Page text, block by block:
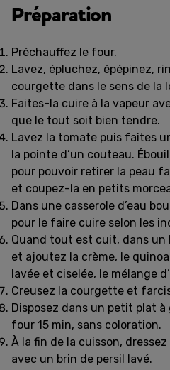
Préparation
Préchauffez le four.
Lavez, épluchez, épépinez,
courgette dans le sens de la
Faites-la cuire à la vapeur
que le tout soit bien tendre.
Lavez la tomate puis faites
la pointe d’un couteau.
pour pouvoir retirer la peau
et coupez-la en petits
Dans une casserole d’eau
pour le faire cuire selon les
Quand tout est cuit, dans un
et ajoutez la crème, le
lavée et ciselée, le mélange
Creusez la courgette et
Disposez dans un petit plat
four 15 min, sans coloration.
À la fin de la cuisson,
avec un brin de persil lavé.